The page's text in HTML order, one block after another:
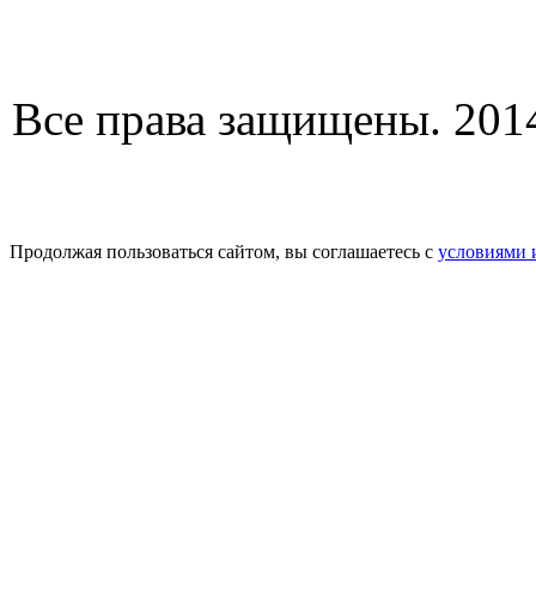
Все права защищены.
Продолжая пользоваться сайтом, вы соглашаетесь с условиями